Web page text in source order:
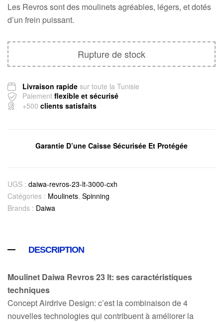
Les Revros sont des moulinets agréables, légers, et dotés
d’un frein puissant.
Rupture de stock
Livraison rapide sur toute la Tunisie
Paiement flexible et sécurisé
+500 clients satisfaits
Garantie D’une Caisse Sécurisée Et Protégée
UGS : daiwa-revros-23-lt-3000-cxh
Catégories : Moulinets, Spinning
Brands : Daiwa
DESCRIPTION
Moulinet Daiwa Revros 23 lt: ses caractéristiques
techniques
Concept Airdrive Design: c’est la combinaison de 4
nouvelles technologies qui contribuent à améliorer la